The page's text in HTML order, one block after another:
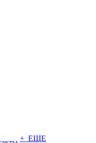
+ ЕЩЕ